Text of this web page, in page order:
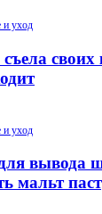
и уход
своих
и уход
вывода
мальт